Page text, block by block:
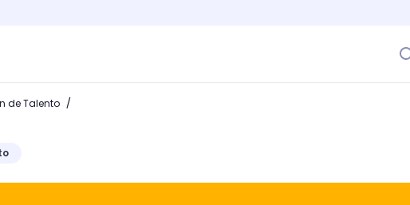
de Talento /
se gestiona la igualdad de remuneraciones en Chile?